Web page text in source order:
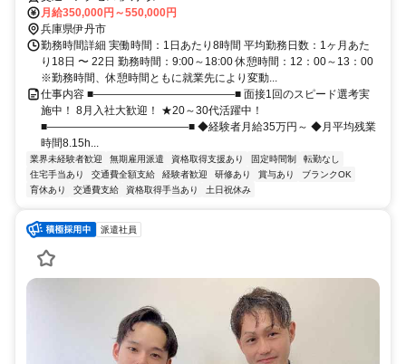
月給350,000円～550,000円
兵庫県伊丹市
勤務時間詳細 実働時間：1日あたり8時間 平均勤務日数：1ヶ月あた
り18日 〜 22日 勤務時間：9:00～18:00 休憩時間：12：00～13：00
※勤務時間、休憩時間ともに就業先により変動...
仕事内容 ■―――――――――――――■ 面接1回のスピード選考実
施中！ 8月入社大歓迎！ ★20～30代活躍中！
■―――――――――――――■ ◆経験者月給35万円～ ◆月平均残業
時間8.15h...
業界未経験者歓迎 無期雇用派遣 資格取得支援あり 固定時間制
転勤なし
住宅手当あり
交通費全額支給 経験者歓迎 研修あり 賞与あり
ブランクOK
育休あり
交通費支給 資格取得手当あり 土日祝休み
派遣社員